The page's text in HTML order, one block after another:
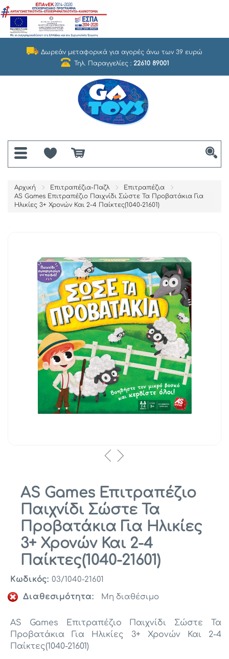
Δωρεάν μεταφορικά για αγορές άνω των 39 ευρώ
Τηλ. Παραγγελίες : 22610 89001
Αρχική Επιτραπέζια-Παζλ
Επιτραπέζια
AS Games Επιτραπέζιο Παιχνίδι Σώστε Τα Προβατάκια Για
Ηλικίες 3+ Χρονών Και 2-4 Παίκτες(1040-21601)
AS Games Επιτραπέζιο
Παιχνίδι Σώστε Τα
Προβατάκια Για Ηλικίες
3+ Χρονών Και 2-4
Παίκτες(1040-21601)
Κωδικός: 03/1040-21601
Διαθεσιμότητα:
Μη διαθέσιμο
AS Games Επιτραπέζιο Παιχνίδι Σώστε Τα
Προβατάκια Για Ηλικίες 3+ Χρονών Και 2-4
Παίκτες(1040-21601)